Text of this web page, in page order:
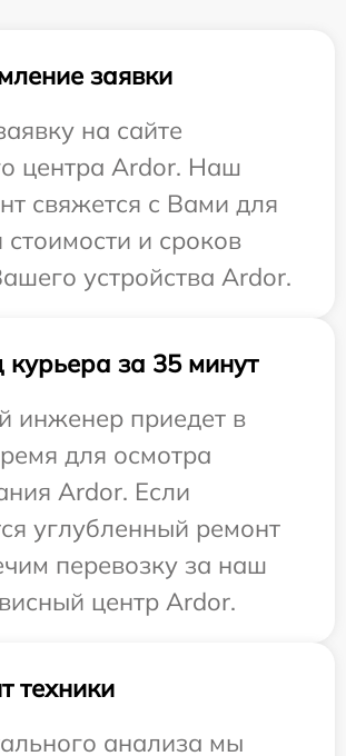
заявки
на сайте
центра Ardor. Наш
свяжется с Вами для
стоимости и сроков
устройства Ardor.
курьера за 35 минут
инженер приедет в
для осмотра
Ardor. Если
углубленный ремонт
перевозку за наш
центр Ardor.
техники
анализа мы